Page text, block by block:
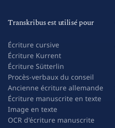
Transkribus est utilisé pour
Écriture cursive
Écriture Kurrent
Écriture Sütterlin
Procès-verbaux du conseil
Ancienne écriture allemande
Écriture manuscrite en texte
Image en texte
OCR d'écriture manuscrite